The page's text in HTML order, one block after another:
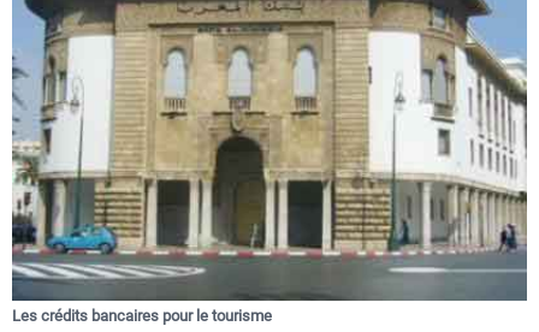
Les crédits bancaires pour le tourisme